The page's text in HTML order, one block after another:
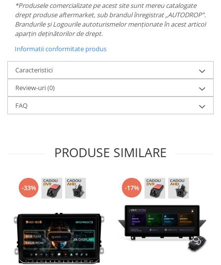
*Produsele comercializate pe acest site sunt mereu catalogate
drept produse aftermarket, sub brandul înregistrat „AUTODROP”.
Brandurile și Logourile autoturismelor menționate în acest articol
aparțin deținătorilor de drept.
Informatii conformitate produs
Caracteristici
Review-uri(0)
FAQ
PRODUSE SIMILARE
-33% -17%